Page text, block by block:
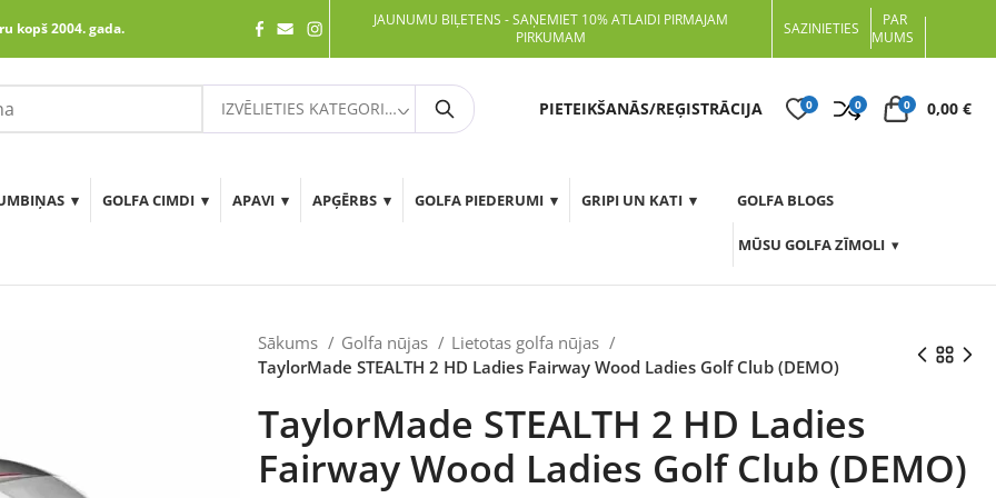
kopš 2004. gada.
JAUNUMU BIĻETENS - SAŅEMIET 10% ATLAIDI PIRMAJAM
PIRKUMAM
SAZINIETIES
PAR
MUMS
IZVĒLIETIES KATEGORIJU Meklēt PIETEIKŠANĀS/REĢISTRĀCIJA 0 0 0 0,00 €
GOLFA CIMDI APAVI APĢĒRBS GOLFA PIEDERUMI GRIPI UN KATI GOLFA BLOGS
MŪSU GOLFA ZĪMOLI
Sākums Golfa nūjas
Lietotas golfa nūjas
TaylorMade STEALTH 2 HD Ladies Fairway Wood Ladies Golf Club (DEMO)
TaylorMade STEALTH 2 HD Ladies
Fairway Wood Ladies Golf Club (DEMO)